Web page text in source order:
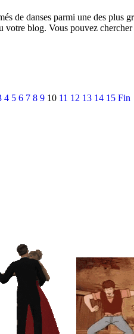
de danses parmi une des plus
votre blog. Vous pouvez
4 5 6 7 8 9 10 11 12 13 14 15 Fin